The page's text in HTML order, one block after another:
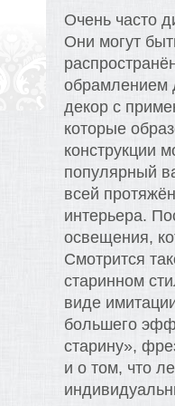
Очень часто
Они могут
обрамлением
декор с
которые
конструкции
популярный
всей
интерьера.
освещения,
Смотрится
старинном
виде
большего
старину»,
и о том, что